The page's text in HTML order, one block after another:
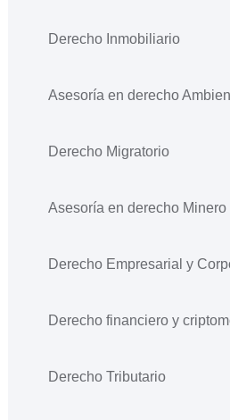
Derecho Inmobiliario
Asesoría en derecho
Derecho Migratorio
Asesoría en derecho Minero
Derecho Empresarial y
Derecho financiero y
Derecho Tributario